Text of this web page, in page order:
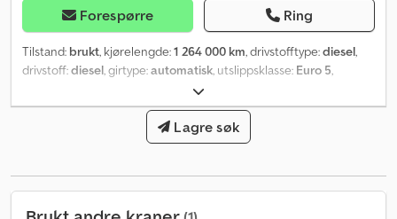
Forespørre Ring
Tilstand: brukt, kjørelengde:1 264 000 km, drivstofftype:diesel,
drivstoff:diesel, girtype:automatisk, utslippsklasse: Euro 5,
aircondition
Lagre søk